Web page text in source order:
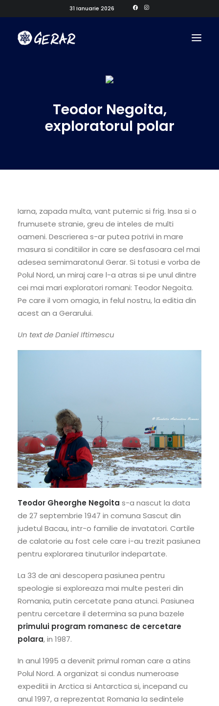
31 Ianuarie 2026
Teodor Negoita,
exploratorul polar
Iarna, zapada multa, vant puternic si frig. Insa si o
frumusete stranie, greu de inteles de multi
oameni. Descrierea s-ar putea potrivi in mare
masura si conditiilor in care se desfasoara cel mai
adesea semimaratonul Gerar. Si totusi e vorba de
Polul Nord, un miraj care l-a atras si pe unul dintre
cei mai mari exploratori romani: Teodor Negoita.
Pe care il vom omagia, in felul nostru, la editia din
acest an a Gerarului.
Un text de Daniel Iftimescu
Teodor Gheorghe Negoita s-a nascut la data
de 27 septembrie 1947 in comuna Sascut din
judetul Bacau, intr-o familie de invatatori. Cartile
de calatorie au fost cele care i-au trezit pasiunea
pentru explorarea tinuturilor indepartate.
La 33 de ani descopera pasiunea pentru
speologie si exploreaza mai multe pesteri din
Romania, putin cercetate pana atunci. Pasiunea
pentru cercetare il determina sa puna bazele
primului program romanesc de cercetare
polara, in 1987.
In anul 1995 a devenit primul roman care a atins
Polul Nord. A organizat si condus numeroase
expeditii in Arctica si Antarctica si, incepand cu
anul 1997, a reprezentat Romania la sedintele